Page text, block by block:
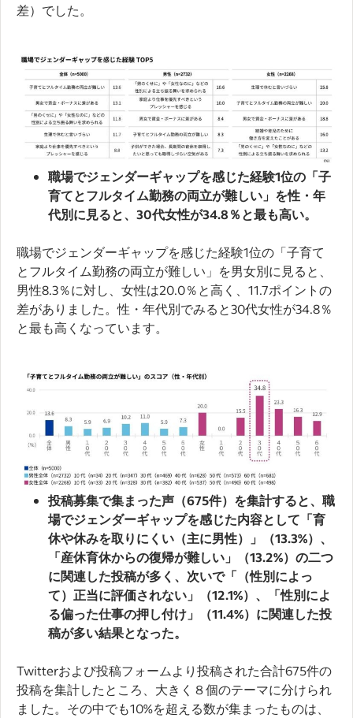
差）でした。
職場でジェンダーギャップを感じた経験1位の「子
育てとフルタイム勤務の両立が難しい」を性・年
代別に見ると、30代女性が34.8％と最も高い。
職場でジェンダーギャップを感じた経験1位の「子育て
とフルタイム勤務の両立が難しい」を男女別に見ると、
男性8.3％に対し、女性は20.0％と高く、11.7ポイントの
差がありました。性・年代別でみると30代女性が34.8％
と最も高くなっています。
投稿募集で集まった声（675件）を集計すると、職
場でジェンダーギャップを感じた内容として「育
休や休みを取りにくい（主に男性）」（13.3%）、
「産休育休からの復帰が難しい」（13.2%）の二つ
に関連した投稿が多く、次いで「（性別によっ
て）正当に評価されない」（12.1%）、「性別によ
る偏った仕事の押し付け」（11.4%）に関連した投
稿が多い結果となった。
Twitterおよび投稿フォームより投稿された合計675件の
投稿を集計したところ、大きく８個のテーマに分けられ
ました。その中でも10%を超える数が集まったものは、